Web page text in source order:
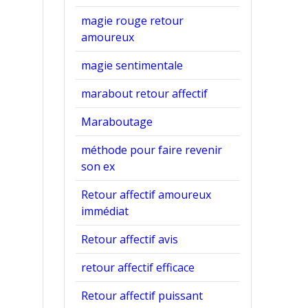
magie rouge retour
amoureux
magie sentimentale
marabout retour affectif
Maraboutage
méthode pour faire revenir
son ex
Retour affectif amoureux
immédiat
Retour affectif avis
retour affectif efficace
Retour affectif puissant